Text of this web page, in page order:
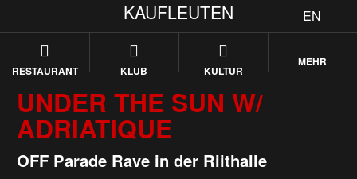
EN
KAUFLEUTEN
RESTAURANT KLUB KULTUR
MEHR
UNDER THE SUN W/
ADRIATIQUE
OFF Parade Rave in der Riithalle